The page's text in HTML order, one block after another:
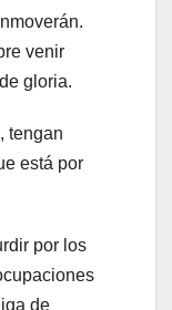
venir
gloria.
tengan
está por
por los
de